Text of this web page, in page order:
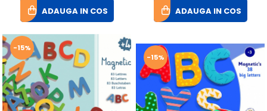
ADAUGA IN COS ADAUGA IN COS
-15%
-15%